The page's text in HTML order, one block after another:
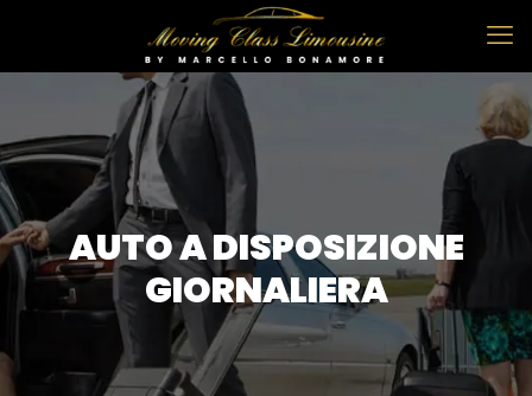
AUTO A DISPOSIZIONE
GIORNALIERA